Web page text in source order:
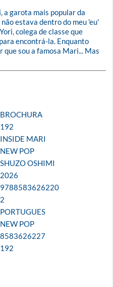
a garota mais popular da
estava dentro do meu 'eu'
colega de classe que
encontrá-la. Enquanto
sou a famosa Mari... Mas
BROCHURA
192
INSIDE MARI
NEW POP
SHUZO OSHIMI
2026
9788583626220
2
PORTUGUES
NEW POP
8583626227
192